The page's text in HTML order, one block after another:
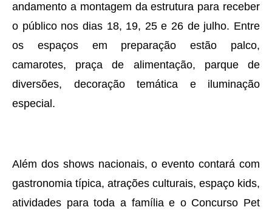
andamento a montagem da estrutura para receber
o público nos dias 18, 19, 25 e 26 de julho. Entre
os espaços em preparação estão palco,
camarotes, praça de alimentação, parque de
diversões, decoração temática e iluminação
especial.
Além dos shows nacionais, o evento contará com
gastronomia típica, atrações culturais, espaço kids,
atividades para toda a família e o Concurso Pet